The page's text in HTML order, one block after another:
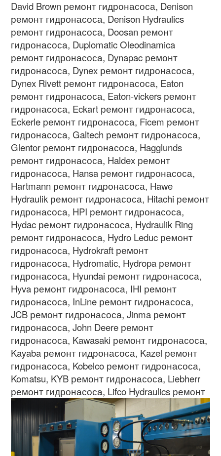
David Brown ремонт гидронасоса, Denison
ремонт гидронасоса, Denison Hydraulics
ремонт гидронасоса, Doosan ремонт
гидронасоса, Duplomatic Oleodinamica
ремонт гидронасоса, Dynapac ремонт
гидронасоса, Dynex ремонт гидронасоса,
Dynex Rivett ремонт гидронасоса, Eaton
ремонт гидронасоса, Eaton-vickers ремонт
гидронасоса, Eckart ремонт гидронасоса,
Eckerle ремонт гидронасоса, Ficem ремонт
гидронасоса, Galtech ремонт гидронасоса,
Glentor ремонт гидронасоса, Hagglunds
ремонт гидронасоса, Haldex ремонт
гидронасоса, Hansa ремонт гидронасоса,
Hartmann ремонт гидронасоса, Hawe
Hydraulik ремонт гидронасоса, Hitachi ремонт
гидронасоса, HPI ремонт гидронасоса,
Hydac ремонт гидронасоса, Hydraulik Ring
ремонт гидронасоса, Hydro Leduc ремонт
гидронасоса, Hydrokraft ремонт
гидронасоса, Hydromatic, Hydropa ремонт
гидронасоса, Hyundai ремонт гидронасоса,
Hyva ремонт гидронасоса, IHI ремонт
гидронасоса, InLine ремонт гидронасоса,
JCB ремонт гидронасоса, Jinma ремонт
гидронасоса, John Deere ремонт
гидронасоса, Kawasaki ремонт гидронасоса,
Kayaba ремонт гидронасоса, Kazel ремонт
гидронасоса, Kobelco ремонт гидронасоса,
Komatsu, KYB ремонт гидронасоса, Liebherr
ремонт гидронасоса, Lifco Hydraulics ремонт